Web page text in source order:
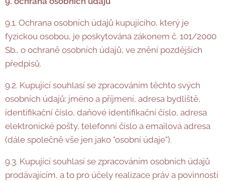
9.1. Ochrana osobních údajů kupujícího, který je
fyzickou osobou, je poskytována zákonem č. 101/2000
Sb., o ochraně osobních údajů, ve znění pozdějších
předpisů.
9.2. Kupující souhlasí se zpracováním těchto svých
osobních údajů: jméno a příjmení, adresa bydliště,
identifikační číslo, daňové identifikační číslo, adresa
elektronické pošty, telefonní číslo a emailová adresa
(dále společně vše jen jako "osobní údaje").
9.3. Kupující souhlasí se zpracováním osobních údajů
prodávajícím, a to pro účely realizace práv a povinností